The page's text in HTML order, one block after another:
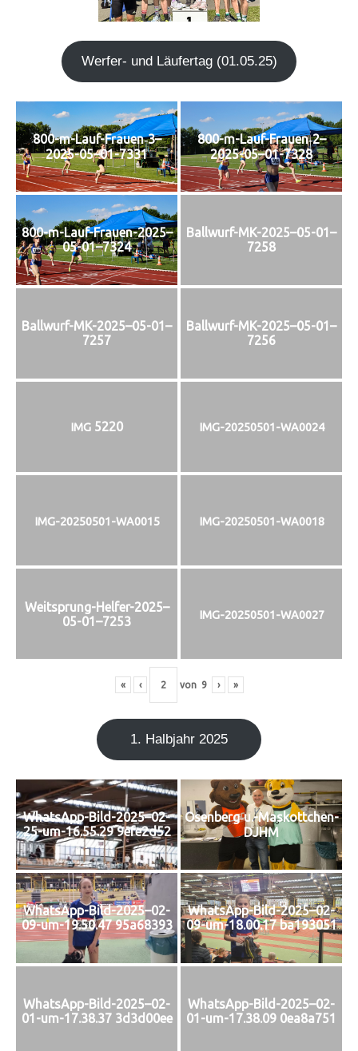
Wer­fer- und Läu­fer­tag (01.05.25)
800-m-Lauf-Frauen‑3–
2025-05–01-7331
800-m-Lauf-Frauen‑2–
2025-05–01-7328
800-m-Lauf-Frauen-2025–
05-01–7324
Ballwurf-MK-2025–05-01–
7258
Ballwurf-MK-2025–05-01–
7257
Ballwurf-MK-2025–05-01–
7256
IMG 5220 IMG-20250501-WA0024
IMG-20250501-WA0015 IMG-20250501-WA0018
Weitsprung-Helfer-2025–
05-01–7253
IMG-20250501-WA0027
« ‹ von 9 › »
1. Halb­jahr 2025
WhatsApp-Bild-2025–02-
25-um-16.55.29 9efe2d52
Osenberg‑u.-Maskottchen-
DJHM
WhatsApp-Bild-2025–02-
09-um-19.50.47 95a68393
WhatsApp-Bild-2025–02-
09-um-18.00.17 ba193051
WhatsApp-Bild-2025–02-
01-um-17.38.37 3d3d00ee
WhatsApp-Bild-2025–02-
01-um-17.38.09 0ea8a751